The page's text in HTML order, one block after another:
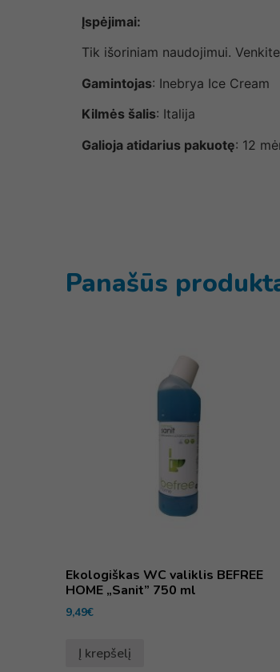
Įspėjimai:
Tik išoriniam naudojimui.
Gamintojas: Inebrya Ice Cream
Kilmės šalis: Italija
Galioja atidarius pakuotę: 12
Panašūs
Ekologiškas WC valiklis BEFREE
HOME „Sanit” 750 ml
9,49€
Į krepšelį